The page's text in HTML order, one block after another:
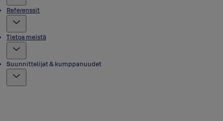
Referenssit
Tietoa meistä
Suunnittelijat & kumppanuudet